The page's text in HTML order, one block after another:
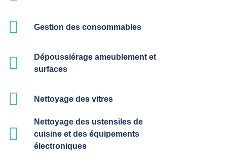
Gestion des consommables
Dépoussiérage ameublement et
surfaces
Nettoyage des vitres
Nettoyage des ustensiles de
cuisine et des équipements
électroniques